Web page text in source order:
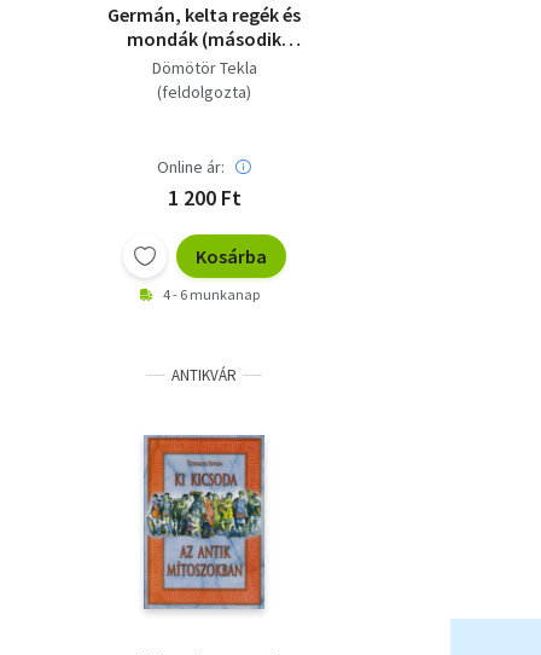
Germán, kelta regék és
mondák (második
kiadás - Csillag Vera
rajzaival)
Dömötör Tekla
(feldolgozta)
Online ár:
1 200 Ft
Kosárba
4 - 6 munkanap
ANTIKVÁR